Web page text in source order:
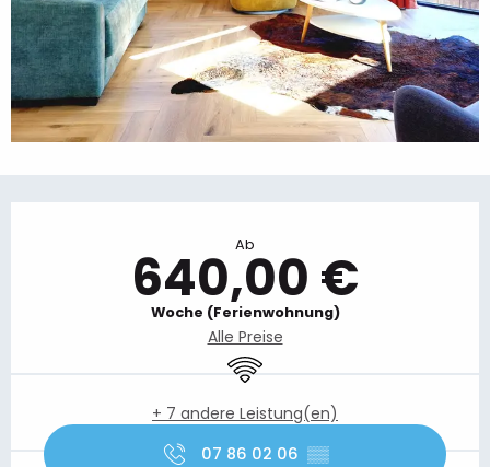
Ab
640,00 €
Woche (Ferienwohnung)
Alle Preise
Wi-Fi
+ 7 andere Leistung(en)
07 86 02 06 ▒▒